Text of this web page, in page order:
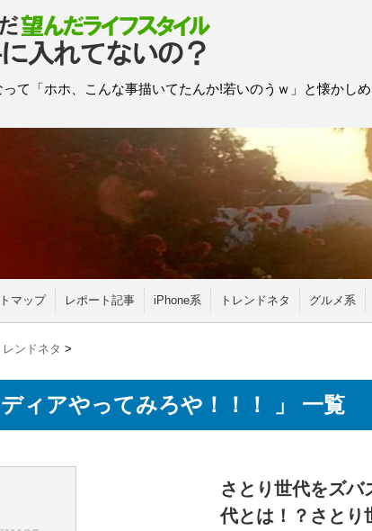
って「ホホ、こんな事描いてたんか!若いのうｗ」と懐かし
マップ レポート記事 iPhone系 トレンドネタ グルメ系
レンドネタ >
ディアやってみろや！！！ 」 一覧
さとり世代をズバ
代とは！？さとり